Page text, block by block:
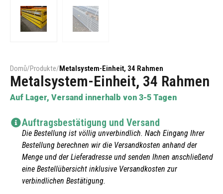
Domů/Produkte/Metalsystem-Einheit, 34 Rahmen
Metalsystem-Einheit, 34 Rahmen
Auf Lager, Versand innerhalb von 3-5 Tagen
Auftragsbestätigung und Versand
Die Bestellung ist völlig unverbindlich. Nach Eingang Ihrer
Bestellung berechnen wir die Versandkosten anhand der
Menge und der Lieferadresse und senden Ihnen anschließend
eine Bestellübersicht inklusive Versandkosten zur
verbindlichen Bestätigung.